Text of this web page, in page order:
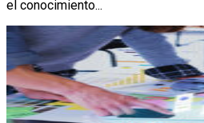
el conocimiento...